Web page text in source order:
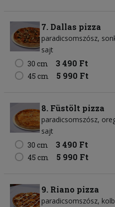
7. Dallas pizza
paradicsomszósz
sajt
30 cm
3 490 Ft
45 cm 5 990 Ft
8. Füstölt pizza
paradicsomszósz
sajt
30 cm
3 490 Ft
45 cm 5 990 Ft
9. Riano pizza
paradicsomszósz